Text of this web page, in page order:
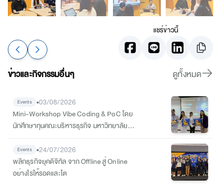
แชร์ข่าวนี้
ข่าวและกิจกรรมอื่นๆ ดูทั้งหมด
Events •03/08/2026
Mini-Workshop Vibe Coding & PoC โดย
นักศึกษาทุนคณะบริหารธุรกิจ มหาวิทยาลัย
Events •24/07/2026
พลิกธุรกิจยุคดิจิทัล จาก Offline สู่ Online
อย่างไรให้รอดและโต